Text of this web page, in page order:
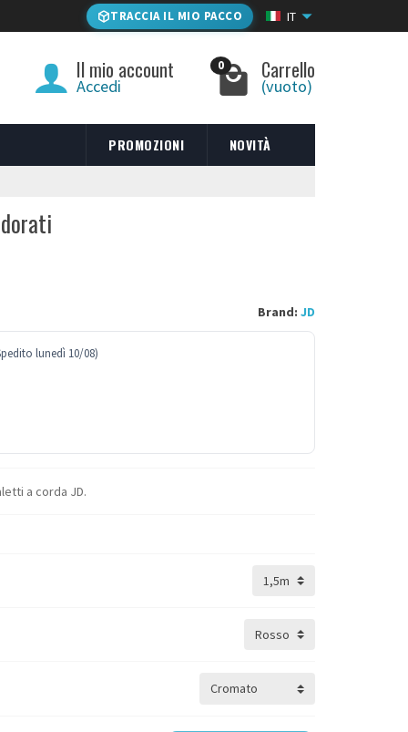
TRACCIA IL MIO PACCO IT
Il mio account
Accedi
0 Carrello
(vuoto)
PROMOZIONI NOVITÀ
Brand: JD
lunedì 10/08)
a corda JD.